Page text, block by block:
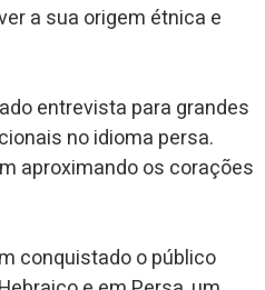
a sua origem étnica e
entrevista para grandes
no idioma persa.
aproximando os corações
conquistado o público